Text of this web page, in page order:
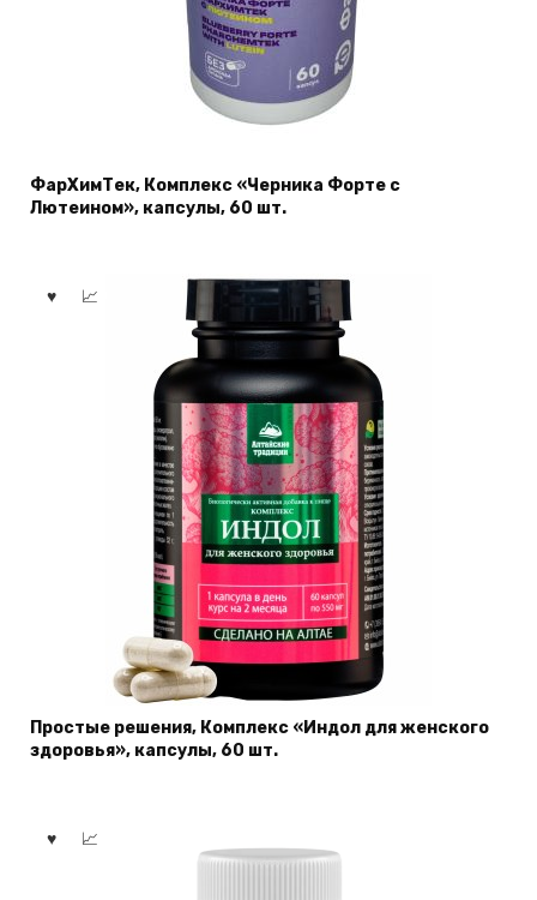
ФарХимТек, Комплекс «Черника Форте с
Лютеином», капсулы, 60 шт.
Простые решения, Комплекс «Индол для женского
здоровья», капсулы, 60 шт.